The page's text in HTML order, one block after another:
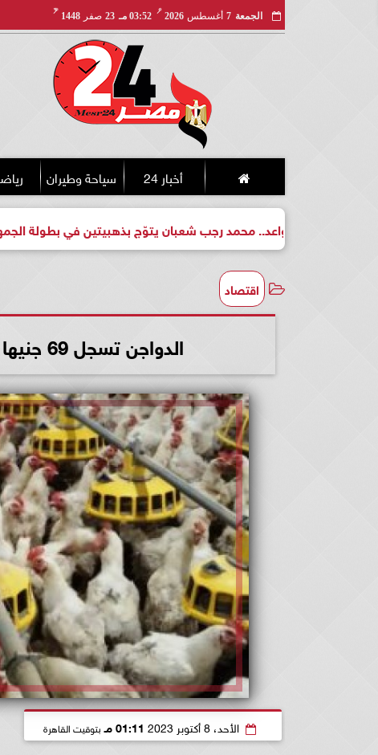
الجمعة 7 أغسطس 2026
مـ
03:52 مـ 23 صفر 1448
هـ
أخبار 24 سياحة وطيران
واعد.. محمد رجب شعبان يتوّج بذهبيتين في بطولة الجمهورية
اقتصاد
الدواجن تسجل 69 جنيها للكيلو فى المزرعة و80 للمستهلك
الأحد، 8 أكتوبر 2023 01:11 مـ بتوقيت القاهرة